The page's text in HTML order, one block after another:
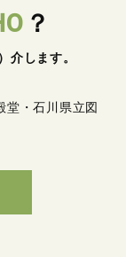
？
） 介します。
堂・石川県立図